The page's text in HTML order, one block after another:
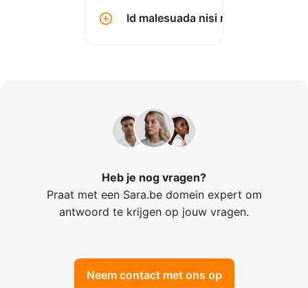
Id malesuada nisi montes?
Heb je nog vragen?
Praat met een Sara.be domein expert om
antwoord te krijgen op jouw vragen.
Neem contact met ons op